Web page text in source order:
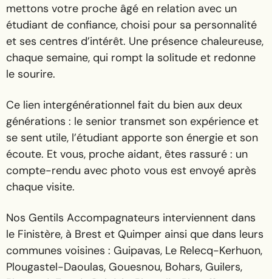
mettons votre proche âgé en relation avec un
étudiant de confiance, choisi pour sa personnalité
et ses centres d’intérêt. Une présence chaleureuse,
chaque semaine, qui rompt la solitude et redonne
le sourire.
Ce lien intergénérationnel fait du bien aux deux
générations : le senior transmet son expérience et
se sent utile, l’étudiant apporte son énergie et son
écoute. Et vous, proche aidant, êtes rassuré : un
compte-rendu avec photo vous est envoyé après
chaque visite.
Nos Gentils Accompagnateurs interviennent dans
le Finistère, à Brest et Quimper ainsi que dans leurs
communes voisines : Guipavas, Le Relecq-Kerhuon,
Plougastel-Daoulas, Gouesnou, Bohars, Guilers,